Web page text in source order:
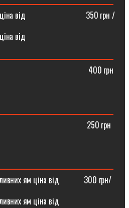
ціна від ⠀⠀⠀⠀⠀⠀⠀⠀⠀⠀350 грн /
від
⠀⠀⠀⠀⠀⠀⠀⠀⠀⠀⠀⠀⠀⠀⠀400 грн
⠀⠀⠀⠀⠀⠀⠀⠀⠀⠀⠀⠀⠀⠀⠀250 грн
ям ціна від ⠀⠀⠀⠀300 грн/
ям ціна від